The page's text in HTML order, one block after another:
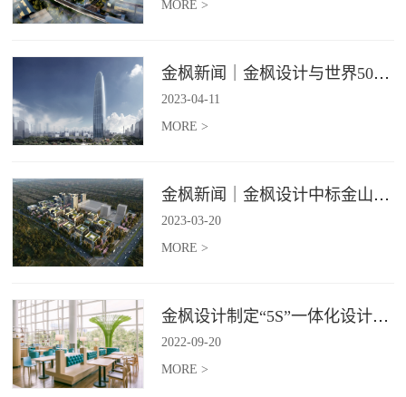
MORE >
金枫新闻｜金枫设计与世界500强—索迪斯集团合作，携手打造广州星河湾中心美食广场
2023-04-11
MORE >
金枫新闻｜金枫设计中标金山集团餐饮楼设计项目，打造科学与艺术相结合的就餐空间
2023-03-20
MORE >
金枫设计制定“5S”一体化设计标准，让商业全案设计导入团餐空间规划
2022-09-20
MORE >